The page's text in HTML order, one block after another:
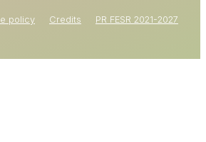
policy Credits PR FESR 2021-2027